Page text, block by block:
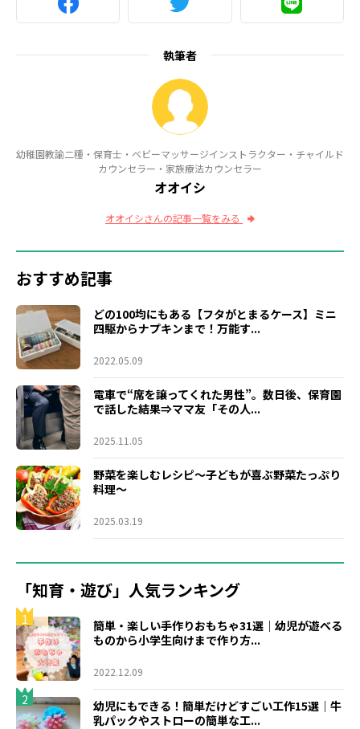
執筆者
幼稚園教諭二種・保育士・ベビーマッサージインストラクター・チャイルド
カウンセラー・家族療法カウンセラー
オオイシ
オオイシさんの記事一覧をみる
おすすめ記事
どの100均にもある【フタがとまるケース】ミニ
四駆からナプキンまで！万能す...
2022.05.09
電車で“席を譲ってくれた男性”。数日後、保育園
で話した結果⇒ママ友「その人...
2025.11.05
野菜を楽しむレシピ～子どもが喜ぶ野菜たっぷり
料理～
2025.03.19
「知育・遊び」人気ランキング
1
簡単・楽しい手作りおもちゃ31選｜幼児が遊べる
ものから小学生向けまで作り方...
2022.12.09
2
幼児にもできる！簡単だけどすごい工作15選｜牛
乳パックやストローの簡単な工...